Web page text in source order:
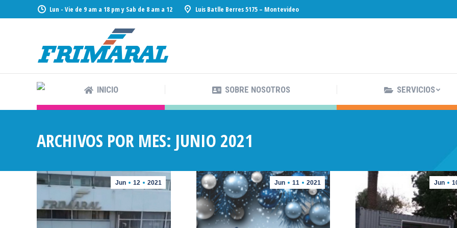
Lun - Vie de 9 am a 18 pm y Sab de 8 am a 12 Luis Batlle Berres 5175 – Montevideo
INICIO SOBRE NOSOTROS SERVICIOS
ARCHIVOS POR MES: JUNIO 2021
Jun 12 2021 Jun 11 2021 Jun
INICIO SOBRE NOSOTROS SERVICIOS